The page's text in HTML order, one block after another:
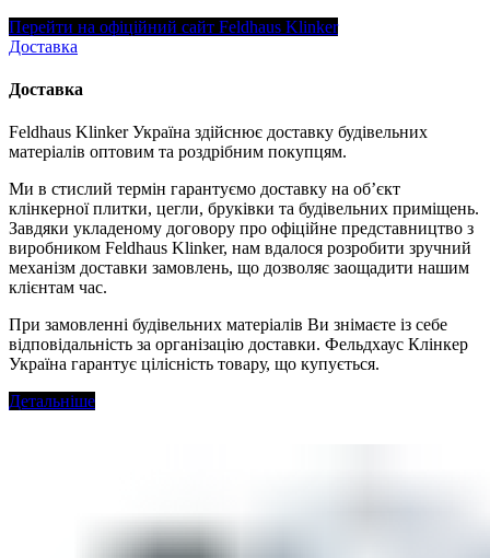
Перейти на офіційний сайт Feldhaus Klinker
Доставка
Доставка
Feldhaus Klinker Україна здійснює доставку будівельних
матеріалів оптовим та роздрібним покупцям.
Ми в стислий термін гарантуємо доставку на об’єкт
клінкерної плитки, цегли, бруківки та будівельних приміщень.
Завдяки укладеному договору про офіційне представництво з
виробником Feldhaus Klinker, нам вдалося розробити зручний
механізм доставки замовлень, що дозволяє заощадити нашим
клієнтам час.
При замовленні будівельних матеріалів Ви знімаєте із себе
відповідальність за організацію доставки. Фельдхаус Клінкер
Україна гарантує цілісність товару, що купується.
Детальніше